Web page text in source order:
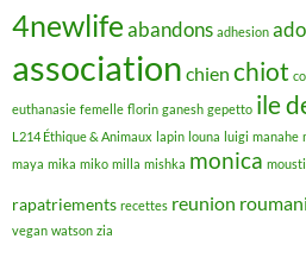
4newlifeabandons adhesion
association chien chiot
euthanasie femelle florin ganesh gepetto ile
L214 Éthique & Animaux lapin louna luigi manahe
maya mika miko milla mishka monica
rapatriements recettes reunion
vegan watson zia